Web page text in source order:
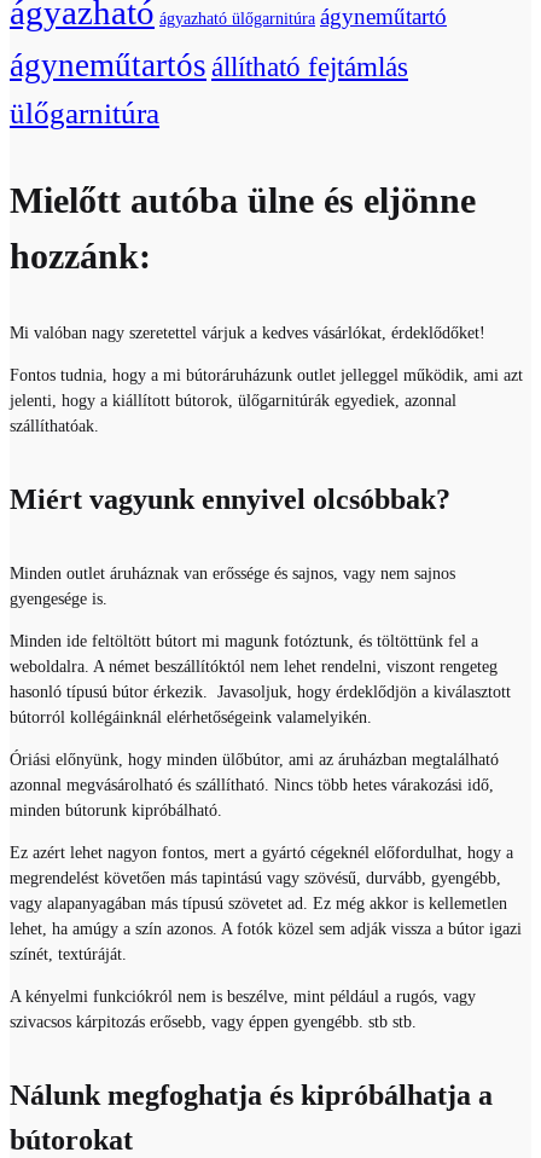
ágyazható ágyazható ülőgarnitúra ágyneműtartó
ágyneműtartós állítható fejtámlás
ülőgarnitúra
Mielőtt autóba ülne és eljönne
hozzánk:
Mi valóban nagy szeretettel várjuk a kedves vásárlókat, érdeklődőket!
Fontos tudnia, hogy a mi bútoráruházunk outlet jelleggel működik, ami azt
jelenti, hogy a kiállított bútorok, ülőgarnitúrák egyediek, azonnal
szállíthatóak.
Miért vagyunk ennyivel olcsóbbak?
Minden outlet áruháznak van erőssége és sajnos, vagy nem sajnos
gyengesége is.
Minden ide feltöltött bútort mi magunk fotóztunk, és töltöttünk fel a
weboldalra. A német beszállítóktól nem lehet rendelni, viszont rengeteg
hasonló típusú bútor érkezik. Javasoljuk, hogy érdeklődjön a kiválasztott
bútorról kollégáinknál elérhetőségeink valamelyikén.
Óriási előnyünk, hogy minden ülőbútor, ami az áruházban megtalálható
azonnal megvásárolható és szállítható. Nincs több hetes várakozási idő,
minden bútorunk kipróbálható.
Ez azért lehet nagyon fontos, mert a gyártó cégeknél előfordulhat, hogy a
megrendelést követően más tapintású vagy szövésű, durvább, gyengébb,
vagy alapanyagában más típusú szövetet ad. Ez még akkor is kellemetlen
lehet, ha amúgy a szín azonos. A fotók közel sem adják vissza a bútor igazi
színét, textúráját.
A kényelmi funkciókról nem is beszélve, mint például a rugós, vagy
szivacsos kárpitozás erősebb, vagy éppen gyengébb. stb stb.
Nálunk megfoghatja és kipróbálhatja a
bútorokat